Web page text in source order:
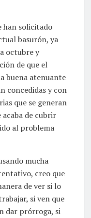
han solicitado
basurón, ya
octubre y
de que el
buena atenuante
concedidas y con
que se generan
de cubrir
al problema
mucha
creo que
de ver si lo
si ven que
dar prórroga, si